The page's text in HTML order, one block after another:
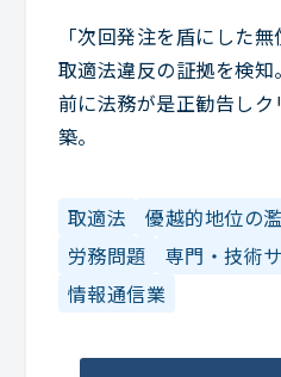
「次回発注を盾にした
取適法違反の証拠を検
前に法務が是正勧告し
築。
取適法 優越的地位の
労務問題
専門・技術
情報通信業